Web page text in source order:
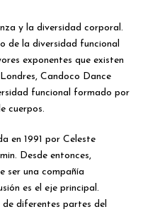
y la diversidad corporal.
de la diversidad funcional
exponentes que existen
Candoco Dance
funcional formado por
cuerpos.
en 1991 por Celeste
Desde entonces,
ser una compañía
es el eje principal.
diferentes partes del